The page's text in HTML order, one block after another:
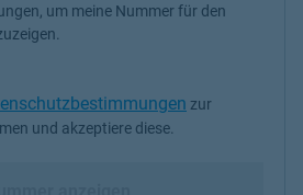
um meine Nummer für den
zur Kenntnis
zur
und akzeptiere diese.